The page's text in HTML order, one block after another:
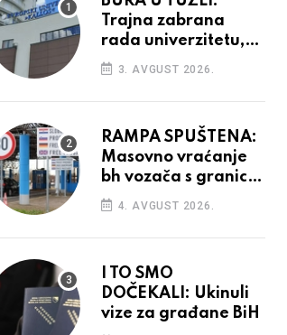
Trajna zabrana
rada univerzitetu,
provedba sudskih
odluka
3. AVGUST 2026.
RAMPA SPUŠTENA:
Masovno vraćanje
bh vozača s granica
EU, protesti na
vidiku
4. AVGUST 2026.
I TO SMO
DOČEKALI: Ukinuli
vize za građane BiH